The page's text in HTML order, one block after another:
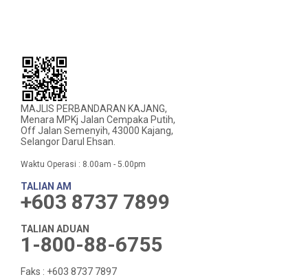
MAJLIS PERBANDARAN KAJANG,
Menara MPKj Jalan Cempaka Putih,
Off Jalan Semenyih, 43000 Kajang,
Selangor Darul Ehsan.
Waktu Operasi : 8.00am - 5.00pm
TALIAN AM
+603 8737 7899
TALIAN ADUAN
1-800-88-6755
Faks : +603 8737 7897